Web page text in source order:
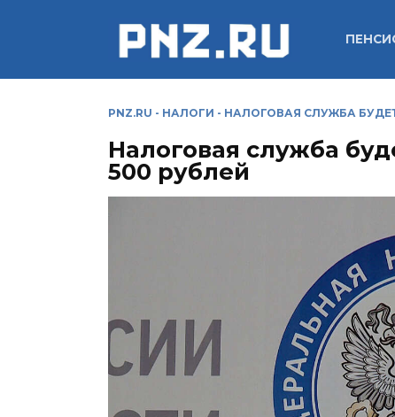
PNZ.RU - НАЛОГИ - НАЛОГОВАЯ СЛУЖБА
Налоговая служба
500 рублей